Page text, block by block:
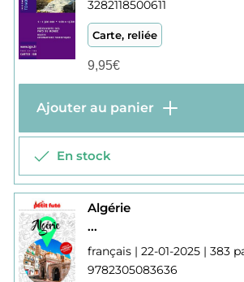
3282118500611
Carte, reliée
9,95€
Ajouter au panier
En stock
Algérie
...
français | 22-01-2025 | 383
9782305083636